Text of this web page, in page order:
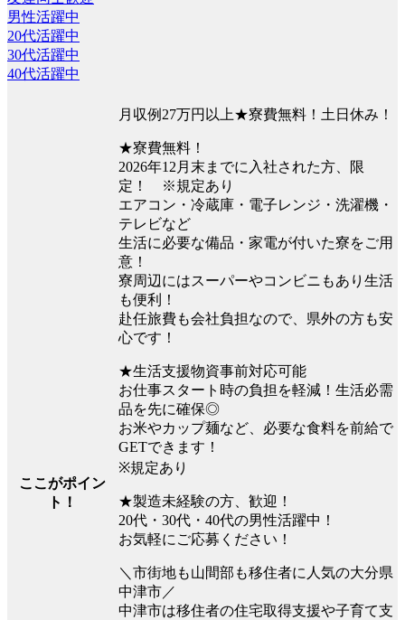
男性活躍中
20代活躍中
30代活躍中
40代活躍中
ここがポイン
ト！
月収例27万円以上★寮費無料！土日休み！
★寮費無料！
2026年12月末までに入社された方、限
定！ ※規定あり
エアコン・冷蔵庫・電子レンジ・洗濯機・
テレビなど
生活に必要な備品・家電が付いた寮をご用
意！
寮周辺にはスーパーやコンビニもあり生活
も便利！
赴任旅費も会社負担なので、県外の方も安
心です！
★生活支援物資事前対応可能
お仕事スタート時の負担を軽減！生活必需
品を先に確保◎
お米やカップ麺など、必要な食料を前給で
GETできます！
※規定あり
★製造未経験の方、歓迎！
20代・30代・40代の男性活躍中！
お気軽にご応募ください！
＼市街地も山間部も移住者に人気の大分県
中津市／
中津市は移住者の住宅取得支援や子育て支